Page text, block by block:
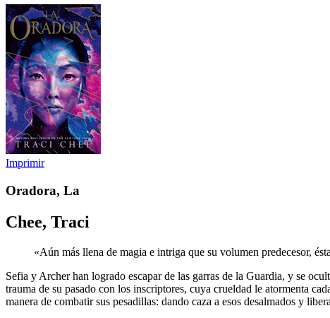
Imprimir
Oradora, La
Chee, Traci
«Aún más llena de magia e intriga que su volumen predecesor,
Sefia y Archer han logrado escapar de las garras de la Guardia, y se
trauma de su pasado con los inscriptores, cuya crueldad le atormenta
manera de combatir sus pesadillas: dando caza a esos desalmados y